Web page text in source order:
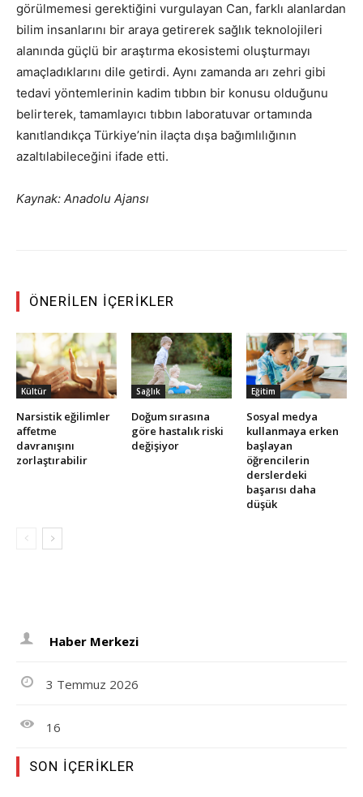
görülmemesi gerektiğini vurgulayan Can, farklı alanlardan
bilim insanlarını bir araya getirerek sağlık teknolojileri
alanında güçlü bir araştırma ekosistemi oluşturmayı
amaçladıklarını dile getirdi. Aynı zamanda arı zehri gibi
tedavi yöntemlerinin kadim tıbbın bir konusu olduğunu
belirterek, tamamlayıcı tıbbın laboratuvar ortamında
kanıtlandıkça Türkiye’nin ilaçta dışa bağımlılığının
azaltılabileceğini ifade etti.
Kaynak: Anadolu Ajansı
ÖNERILEN İÇERIKLER
Kültür
Narsistik eğilimler
affetme
davranışını
zorlaştırabilir
Sağlık
Doğum sırasına
göre hastalık riski
değişiyor
Eğitim
Sosyal medya
kullanmaya erken
başlayan
öğrencilerin
derslerdeki
başarısı daha
düşük
Haber Merkezi
3 Temmuz 2026
16
SON İÇERIKLER